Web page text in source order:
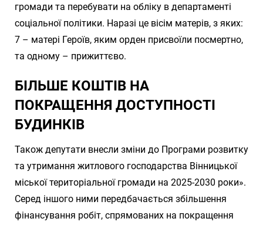
громади та перебувати на обліку в департаменті
соціальної політики. Наразі це вісім матерів, з яких:
7 – матері Героїв, яким орден присвоїли посмертно,
та одному – прижиттєво.
БІЛЬШЕ КОШТІВ НА
ПОКРАЩЕННЯ ДОСТУПНОСТІ
БУДИНКІВ
Також депутати внесли зміни до Програми розвитку
та утримання житлового господарства Вінницької
міської територіальної громади на 2025-2030 роки».
Серед іншого ними передбачається збільшення
фінансування робіт, спрямованих на покращення